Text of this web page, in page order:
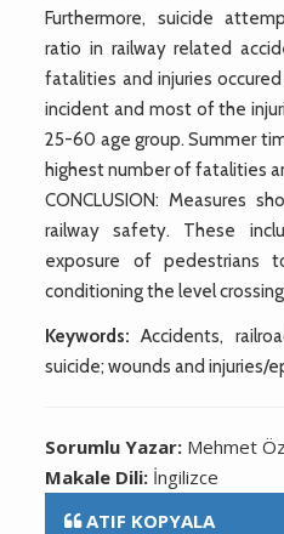
Furthermore, suicide
ratio in railway related
fatalities and injuries
incident and most of the
25-60 age group. Summer
highest number of fatalities
CONCLUSION: Measures
railway safety. These
exposure of pedestrians
conditioning the level
Keywords: Accidents,
suicide; wounds and injuries/
Sorumlu Yazar: Mehmet
Makale Dili: İngilizce
ATIF KOPYALA